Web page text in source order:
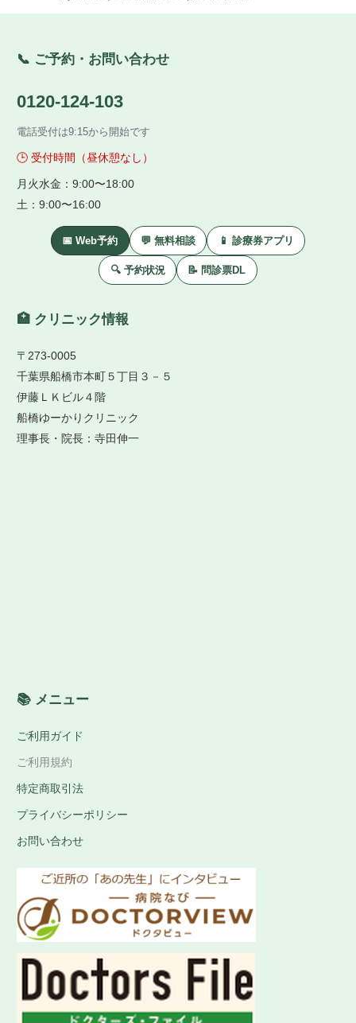
📞 ご予約・お問い合わせ
0120-124-103
電話受付は9:15から開始です
🕒 受付時間（昼休憩なし）
月火水金：9:00〜18:00
土：9:00〜16:00
📅 Web予約 💬 無料相談 📱 診療券アプリ
🔍 予約状況 📝 問診票DL
🏥 クリニック情報
〒273-0005
千葉県船橋市本町５丁目３－５
伊藤ＬＫビル４階
船橋ゆーかりクリニック
理事長・院長：寺田伸一
📚 メニュー
ご利用ガイド
ご利用規約
特定商取引法
プライバシーポリシー
お問い合わせ